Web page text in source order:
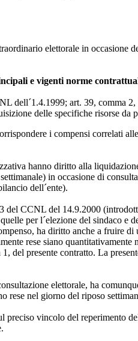
elettorale in
e vigenti norme
dell´1.4.1999; art. 39,
delle specifiche risorse
i compensi correlati
hanno diritto alla
in occasione di
dell´ente).
del CCNL del 14.9.2000
per l´elezione del sindaco
ha diritto anche a fruire
rese siano
del presente contratto. La
elettorale, ha
rese nel giorno del riposo
vincolo del reperimento